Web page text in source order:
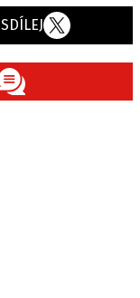
SDÍLEJ